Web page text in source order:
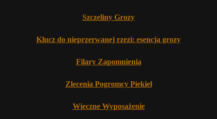
Szczeliny Grozy
Klucz do nieprzerwanej rzezi: esencja grozy
Filary Zapomnienia
Zlecenia Pogromcy Piekieł
Wieczne Wyposażenie